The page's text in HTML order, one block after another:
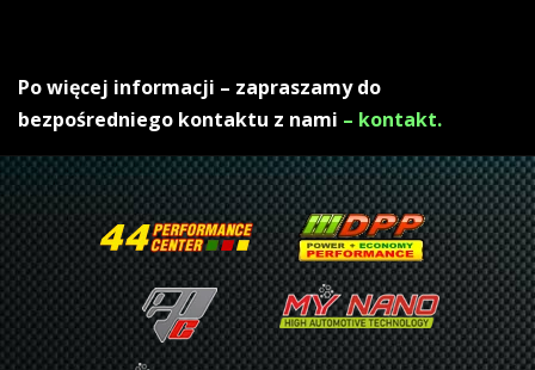
Po więcej informacji – zapraszamy do
bezpośredniego kontaktu z nami – kontakt.